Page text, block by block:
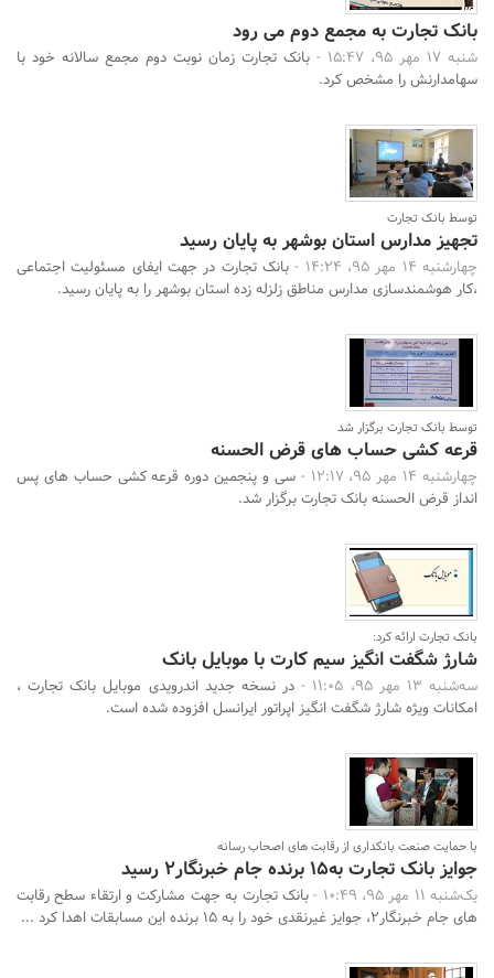
بانک تجارت به مجمع دوم می رود
شنبه 17 مهر 95، 15:47 -
بانک تجارت زمان نوبت دوم مجمع سالانه خود با
سهامدارنش را مشخص کرد.
توسط بانک تجارت
تجهیز مدارس استان بوشهر به پایان رسید
چهارشنبه 14 مهر 95، 14:24 -
بانک تجارت در جهت ایفای مسئولیت اجتماعی
،کار هوشمندسازی مدارس مناطق زلزله زده استان بوشهر را به پایان رسید.
توسط بانک تجارت برگزار شد
قرعه کشی حساب های قرض الحسنه
چهارشنبه 14 مهر 95، 12:17 -
سی و پنجمین دوره قرعه کشی حساب های پس
انداز قرض الحسنه بانک تجارت برگزار شد.
بانک تجارت ارائه کرد:
شارژ شگفت انگیز سیم کارت با موبایل بانک
سه‌شنبه 13 مهر 95، 11:05 -
در نسخه جدید اندرویدی موبایل بانک تجارت ،
امکانات ویژه شارژ شگفت انگیز اپراتور ایرانسل افزوده شده است.
با حمایت صنعت بانکداری از رقابت های اصحاب رسانه
جوایز بانک تجارت به15 برنده جام خبرنگار2 رسید
یک‌شنبه 11 مهر 95، 10:49 -
بانک تجارت به جهت مشارکت و ارتقاء سطح رقابت
های جام خبرنگار2، جوایز غیرنقدی خود را به 15 برنده این مسابقات اهدا کرد ...